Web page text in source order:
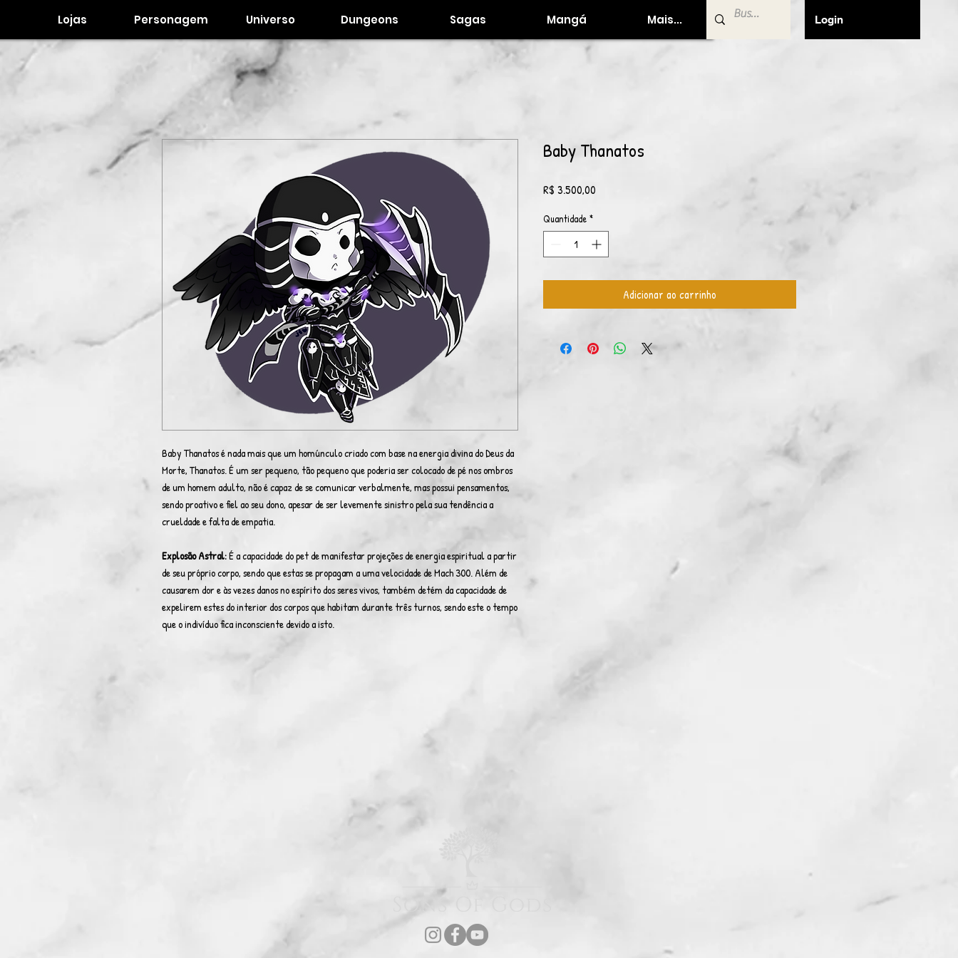
Lojas Personagem Universo Dungeons Sagas Mangá Mais... Login
Baby Thanatos é nada mais que um homúnculo criado com base na energia divina do Deus da
Morte, Thanatos. É um ser pequeno, tão pequeno que poderia ser colocado de pé nos ombros
de um homem adulto, não é capaz de se comunicar verbalmente, mas possui pensamentos,
sendo proativo e fiel ao seu dono, apesar de ser levemente sinistro pela sua tendência a
crueldade e falta de empatia.
Explosão Astral:É a capacidade do pet de manifestar projeções de energia espiritual a partir
de seu próprio corpo, sendo que estas se propagam a uma velocidade de Mach 300. Além de
causarem dor e às vezes danos no espírito dos seres vivos, também detém da capacidade de
expelirem estes do interior dos corpos que habitam durante três turnos, sendo este o tempo
que o indivíduo fica inconsciente devido a isto.
Baby Thanatos
R$ 3.500,00
Quantidade *
Adicionar ao carrinho